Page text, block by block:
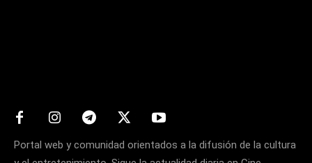
Portal web y comunidad orientados a la difusión de la cultura